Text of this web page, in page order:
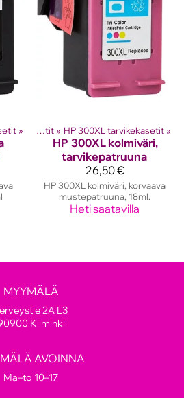
‪» HP mustekasetit ‪» HP 300XL tarvikekasetit ‪»
HP 300XL kolmiväri,
tarvikepatruuna
26,50 €
HP 300XL kolmiväri, korvaava
mustepatruuna, 18ml.
Heti saatavilla
MYYMÄLÄ
2A L3
Kiiminki
AVOINNA
Ma–to 10–17